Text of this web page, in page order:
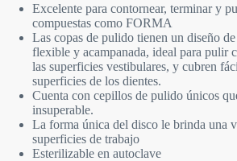
Excelente para contornear, terminar y
compuestas como FORMA
Las copas de pulido tienen un diseño
flexible y acampanada, ideal para pulir
las superficies vestibulares, y cubren
superficies de los dientes.
Cuenta con cepillos de pulido únicos
insuperable.
La forma única del disco le brinda una
superficies de trabajo
Esterilizable en autoclave